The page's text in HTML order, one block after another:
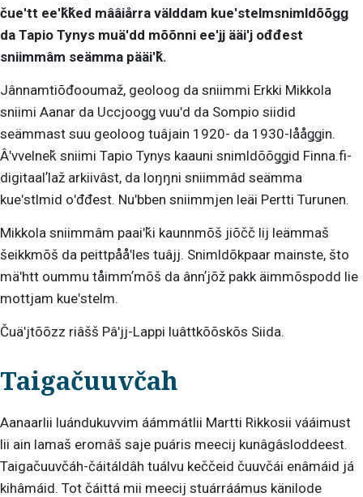
čueʹtt eeʹǩǩed mââiårra välddam kueʹstelmsnimldõõǥǥ
da Tapio Tynys muäʹdd mõõnni eeʹjj ääiʹj ođđest
sniimmâm seämma pääiʹǩ.
Jânnamtiõđooumaž, geoloog da sniimmi Erkki Mikkola
sniimi Aanar da Uccjooǥǥ vuuʹd da Sompio siidid
seämmast suu geoloog tuâjain 1920- da 1930-lååǥǥin.
Âʹvvelneǩ sniimi Tapio Tynys kaauni snimldõõǥǥid Finna.fi-
digitaalʼlaž arkiivâst, da loŋŋni sniimmâd seämma
kueʹstlmid oʹđđest. Nuʹbben sniimmjen leäi Pertti Turunen.
Mikkola sniimmâm paaiʹǩi kaunnmõš jiõčč lij leämmaš
šeikkmõš da peittpååʹles tuâjj. Snimldõkpaar mainste, što
mäʹhtt oummu tåimmʼmõš da ânnʼjõž pakk äimmõspodd lie
mottjam kueʹstelm.
Čuäʹjtõõzz riâšš Pâʹjj-Lappi luâttkõõskõs Siida.
Taigačuuvčah
Aanaarlii luándukuvvim áámmátlii Martti Rikkosii vááimust
lii ain lamaš eromâš saje puáris meecij kunâgâsloddeest.
Taigačuuvčáh-čáitáldâh tuálvu keččeid čuuvčái enâmáid já
kihâmáid. Tot čáittá mii meecij stuárráámus känilode